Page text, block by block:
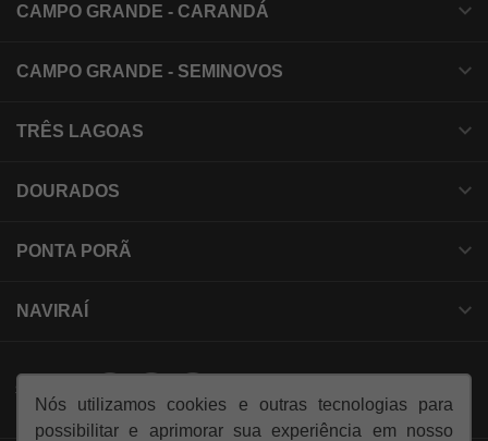
CAMPO GRANDE - CARANDÁ
CAMPO GRANDE - SEMINOVOS
TRÊS LAGOAS
DOURADOS
PONTA PORÃ
NAVIRAÍ
SIGA-NOS:
Nós utilizamos cookies e outras tecnologias para
possibilitar e aprimorar sua experiência em nosso